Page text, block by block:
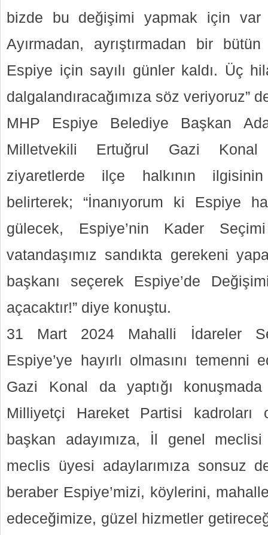
bizde bu değişimi yapmak için var
Ayırmadan, ayrıştırmadan bir
Espiye için sayılı günler kaldı. Üç
dalgalandıracağımıza söz veriyoruz”
MHP Espiye Belediye Başkan
Milletvekili Ertuğrul Gazi Konal
ziyaretlerde ilçe halkının
belirterek; “İnanıyorum ki Espiye
gülecek, Espiye’nin Kader
vatandaşımız sandıkta gerekeni
başkanı seçerek Espiye’de
açacaktır!” diye konuştu.
31 Mart 2024 Mahalli İdareler
Espiye’ye hayırlı olmasını temenni
Gazi Konal da yaptığı konuşmada
Milliyetçi Hareket Partisi kadroları
başkan adayımıza, İl genel meclisi
meclis üyesi adaylarımıza sonsuz
beraber Espiye’mizi, köylerini,
edeceğimize, güzel hizmetler